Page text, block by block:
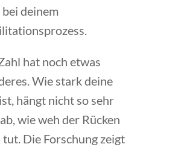
deinem
hat noch etwas
Wie stark deine
hängt nicht so sehr
wie weh der Rücken
Die Forschung zeigt